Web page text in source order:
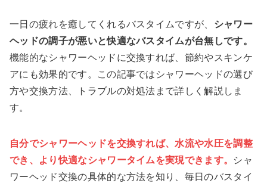
一日の疲れを癒してくれるバスタイムですが、 シャワー
ヘッドの調子が悪いと快適なバスタイムが台無しです。
機能的なシャワーヘッドに交換すれば、節約やスキンケ
アにも効果的です。この記事ではシャワーヘッドの選び
方や交換方法、トラブルの対処法まで詳しく解説しま
す。
自分でシャワーヘッドを交換すれば、水流や水圧を調整
でき、より快適なシャワータイムを実現できます。 シャ
ワーヘッド交換の具体的な方法を知り、毎日のバスタイ